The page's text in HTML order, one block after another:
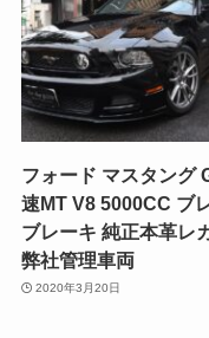
フォード マスタング
速MT V8 5000CC ブ
ブレーキ 純正本革レ
弊社管理車両
2020年3月20日